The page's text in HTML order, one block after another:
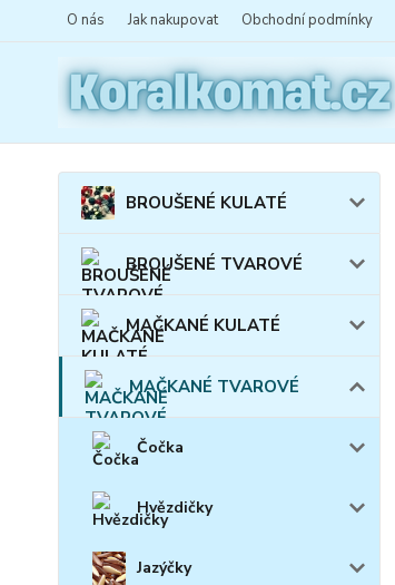
O nás Jak nakupovat Obchodní podmínky
BROUŠENÉ KULATÉ
BROUŠENÉ TVAROVÉ
MAČKANÉ KULATÉ
MAČKANÉ TVAROVÉ
Čočka
Hvězdičky
Jazýčky